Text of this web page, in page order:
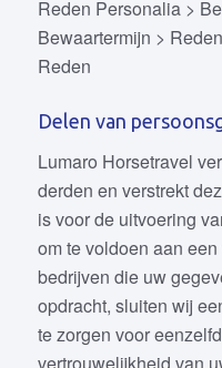
Reden Personalia >
Bewaartermijn >
Reden
Delen van
Lumaro Horsetravel
derden en verstrekt
is voor de uitvoering
om te voldoen aan
bedrijven die uw
opdracht, sluiten wij
te zorgen voor
vertrouwelijkheid van